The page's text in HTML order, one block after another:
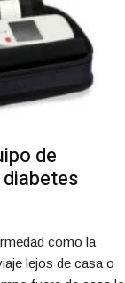
de
como la
lejos de casa o